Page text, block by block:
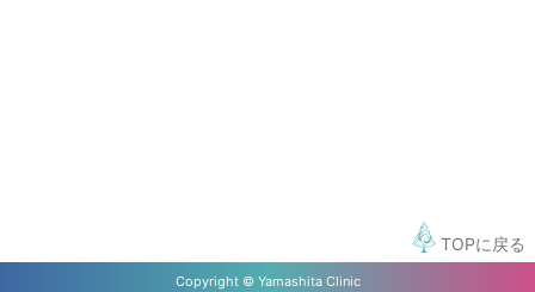
TOPに戻る
Copyright © Yamashita Clinic